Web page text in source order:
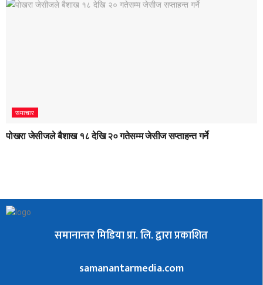
समाचार
पोखरा जेसीजले बैशाख १८ देखि २० गतेसम्म जेसीज सप्ताहन्त गर्ने
समानान्तर मिडिया प्रा. लि. द्वारा प्रकाशित
samanantarmedia.com